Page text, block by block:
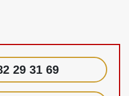
29 31 69